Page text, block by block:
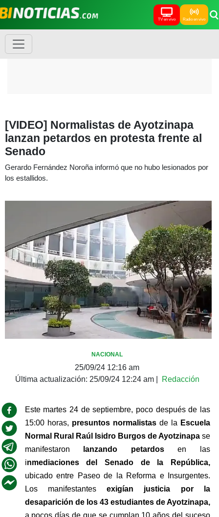
TV en vivo Radio en vivo
[VIDEO] Normalistas de Ayotzinapa
lanzan petardos en protesta frente al
Senado
Gerardo Fernández Noroña informó que no hubo lesionados por
los estallidos.
NACIONAL
25/09/24 12:16 am
Última actualización: 25/09/24 12:24 am| Redacción
Este martes 24 de septiembre, poco después de las
15:00 horas, presuntos normalistas de la Escuela
Normal Rural Raúl Isidro Burgos de Ayotzinapa se
manifestaron
lanzando petardos en las
inmediaciones del Senado de la República,
ubicado entre Paseo de la Reforma e Insurgentes.
Los manifestantes exigían justicia por la
desaparición de los 43 estudiantes de Ayotzinapa,
a pocos días de que se cumplan 10 años del suceso